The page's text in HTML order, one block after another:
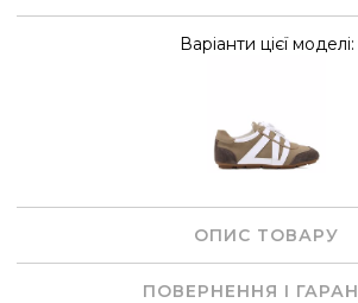
Варіанти цієї моделі:
ОПИС ТОВАРУ
ПОВЕРНЕННЯ І